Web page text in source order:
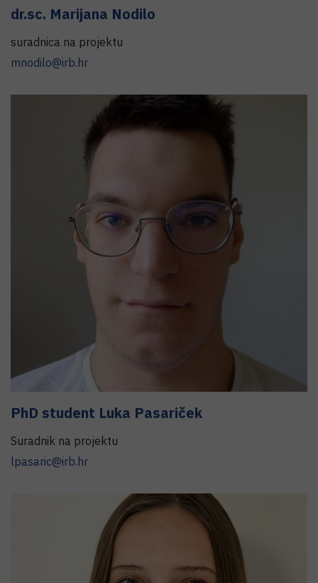
dr.sc. Marijana Nodilo
suradnica na projektu
mnodilo@irb.hr
PhD student Luka Pasariček
Suradnik na projektu
lpasaric@irb.hr